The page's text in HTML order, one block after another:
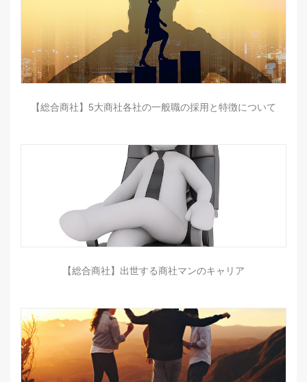
【総合商社】5大商社各社の一般職の採用と特徴について
【総合商社】出世する商社マンのキャリア